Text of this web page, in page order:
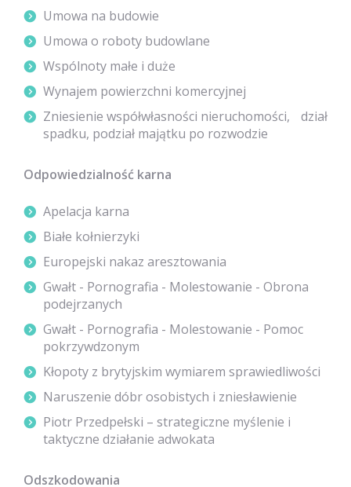
Umowa na budowie
Umowa o roboty budowlane
Wspólnoty małe i duże
Wynajem powierzchni komercyjnej
Zniesienie współwłasności nieruchomości, dział
spadku, podział majątku po rozwodzie
Odpowiedzialność karna
Apelacja karna
Białe kołnierzyki
Europejski nakaz aresztowania
Gwałt - Pornografia - Molestowanie - Obrona
podejrzanych
Gwałt - Pornografia - Molestowanie - Pomoc
pokrzywdzonym
Kłopoty z brytyjskim wymiarem sprawiedliwości
Naruszenie dóbr osobistych i zniesławienie
Piotr Przedpełski – strategiczne myślenie i
taktyczne działanie adwokata
Odszkodowania